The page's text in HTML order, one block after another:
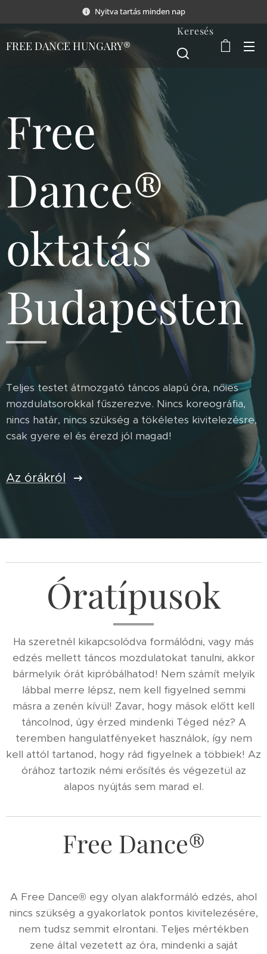
Nyitva tartás minden nap
FREE DANCE HUNGARY®
Keresés
Free
Dance®
oktatás
Budapesten
Teljes testet átmozgató táncos alapú óra, nőies
mozdulatsorokkal fűszerezve. Nincs koreográfia,
nincs határ, nincs szükség a tökéletes kivitelezésre,
csak gyere el és érezd jól magad!
Az órákról
Óratípusok
Ha szeretnél kikapcsolódva formálódni, vagy más
edzés mellett táncos mozdulatokat tanulni, akkor
bármelyik órát kipróbálhatod! Nem számít melyik
lábbal merre lépsz, nem kell figyelned semmi
másra a zenén kívül! Zavar, hogy mások előtt kell
táncolnod, úgy érzed mindenki Téged néz? A
teremben hangulatfényeket használok, így nem
kell attól tartanod, hogy rád figyelnek a többiek! Az
órához tartozik némi erősítés és végezetül az
alapos nyújtás sem marad el.
Free Dance®
A Free Dance® egy olyan alakformáló edzés, ahol
nincs szükség a gyakorlatok pontos kivitelezésére,
nem tudsz semmit elrontani. Teljes mértékben
zene által vezetett az óra, mindenki a saját